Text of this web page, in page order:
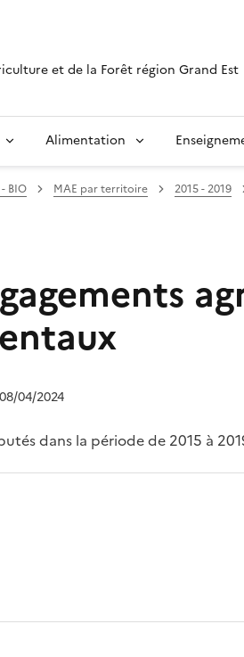
et de la Forêt région Grand Est
Alimentation
BIO MAE par territoire 2015 - 2019
04/2024
dans la période de 2015 à